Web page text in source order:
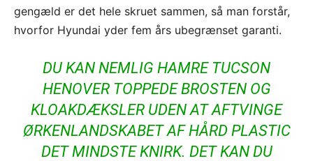
gengæld er det hele skruet sammen, så man forstår,
hvorfor Hyundai yder fem års ubegrænset garanti.
DU KAN NEMLIG HAMRE TUCSON
HENOVER TOPPEDE BROSTEN OG
KLOAKDÆKSLER UDEN AT AFTVINGE
ØRKENLANDSKABET AF HÅRD PLASTIC
DET MINDSTE KNIRK. DET KAN DU